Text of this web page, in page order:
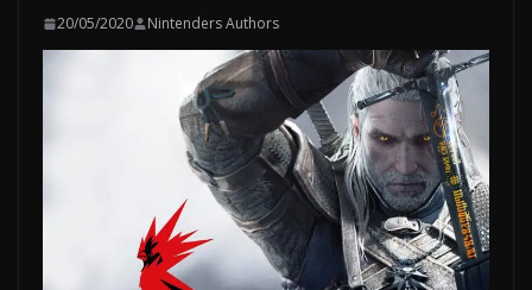
20/05/2020 Nintenders Authors